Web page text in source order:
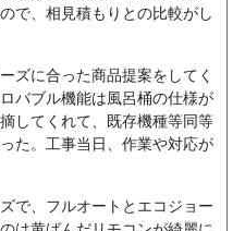
で、相見積もりとの比較がし
ズに合った商品提案をしてく
バブル機能は風呂桶の仕様が
してくれて、既存機種等同等
た。工事当日、作業や対応が
で、フルオートとエコジョー